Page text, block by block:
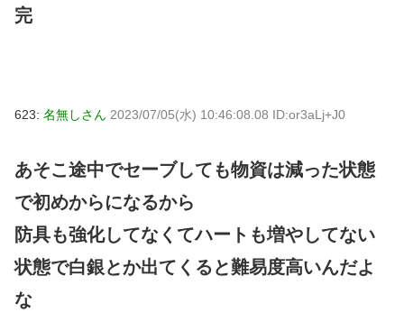
完
623: 名無しさん 2023/07/05(水) 10:46:08.08 ID:or3aLj+J0
あそこ途中でセーブしても物資は減った状態
で初めからになるから
防具も強化してなくてハートも増やしてない
状態で白銀とか出てくると難易度高いんだよ
な